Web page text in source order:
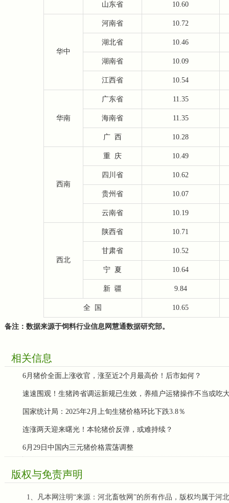
山东省 10.60
华中
河南省 10.72
湖北省 10.46
湖南省 10.09
江西省 10.54
华南
广东省 11.35
海南省 11.35
广 西 10.28
西南
重 庆 10.49
四川省 10.62
贵州省 10.07
云南省 10.19
西北
陕西省 10.71
甘肃省 10.52
宁 夏 10.64
新 疆 9.84
全 国 10.65
备注：数据来源于饲料行业信息网慧通数据研究部。
相关信息
6月猪价全面上涨收官，涨至近2个月最高价！后市如何？
速速围观！生猪跨省调运新规已生效，养殖户运猪操作不当或吃
国家统计局：2025年2月上旬生猪价格环比下跌3.8％
连涨两天迎来曙光！本轮猪价反弹，或难持续？
6月29日中国内三元猪价格震荡调整
版权与免责声明
1、凡本网注明“来源：河北畜牧网”的所有作品，版权均属于河